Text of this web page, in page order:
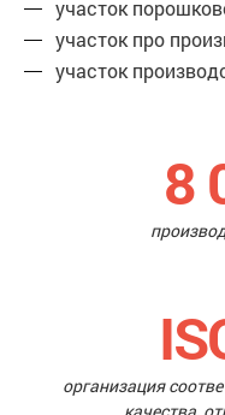
участок
участок про
участок
8
организация